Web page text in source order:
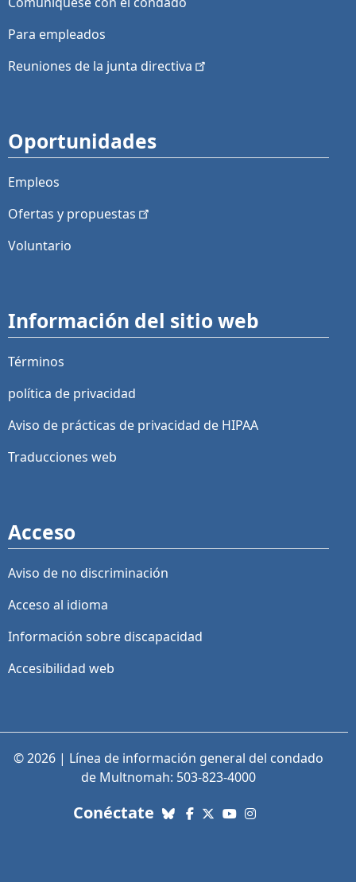
Para empleados
Reuniones de la junta directiva
Oportunidades
Empleos
Ofertas y propuestas
Voluntario
Información del sitio web
Términos
política de privacidad
Aviso de prácticas de privacidad de HIPAA
Traducciones web
Acceso
Aviso de no discriminación
Acceso al idioma
Información sobre discapacidad
Accesibilidad web
© 2026 | Línea de información general del condado
de Multnomah: 503-823-4000
Conéctate con nosotros. Enlaces a
Bluesky
Facebook
X (Twitter)
YouTube
Instagram